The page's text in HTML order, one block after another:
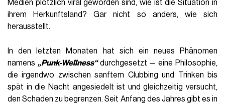
Medien plötzlich viral geworden sind, wie ist die Situation in
ihrem Herkunftsland? Gar nicht so anders, wie sich
herausstellt.
In den letzten Monaten hat sich ein neues Phänomen
namens „Punk-Wellness“durchgesetzt — eine Philosophie,
die irgendwo zwischen sanftem Clubbing und Trinken bis
spät in die Nacht angesiedelt ist und gleichzeitig versucht,
den Schaden zu begrenzen. Seit Anfang des Jahres gibt es in